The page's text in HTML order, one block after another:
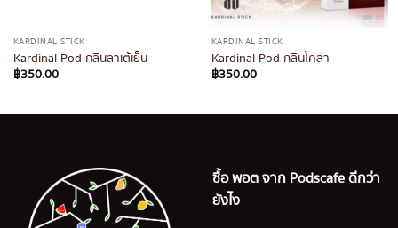
KARDINAL STICK
Kardinal Pod กลิ่นลาเต้เย็น
฿350.00
KARDINAL STICK
Kardinal Pod กลิ่นโคล่า
฿350.00
ซื้อ พอต จาก Podscafe ดีกว่า
ยังไง